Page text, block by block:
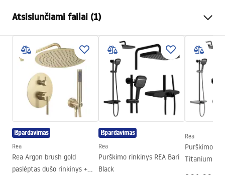
130x80, 130x90, 130x100,
140x80, 140x90, 140x100,
150x80, 150x90, 150x100,
160x80, 160x90, 160x100
Spalva
Juoda
Kabinos tipas
Kampas
Stiklo spalva
Transparent 6mm
Aukštis (mm)
1950mm
Atsisiunčiami failai (1)
shower manual
shower manual.pdf
Išpardavimas
Rea
Rea Argon brush gold
paslėptas dušo rinkinys +
Išpardavimas
Rea
Purškimo rinkinys REA Bari
Black
Rea
Purškimo
Titanium